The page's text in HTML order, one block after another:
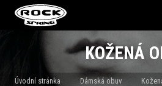
KOŽENÁ
Úvodní stránka Dámská obuv